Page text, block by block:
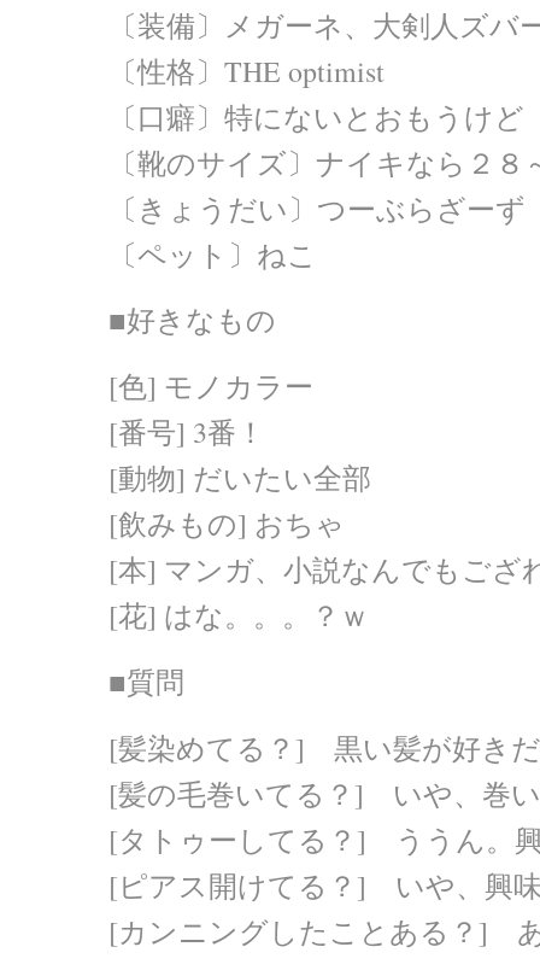
〔装備〕メガーネ、大剣人ズバ
〔性格〕THE optimist
〔口癖〕特にないとおもうけど
〔靴のサイズ〕ナイキなら２８
〔きょうだい〕つーぶらざーず
〔ペット〕ねこ
■好きなもの
[色] モノカラー
[番号] 3番！
[動物] だいたい全部
[飲みもの] おちゃ
[本] マンガ、小説なんでもござ
[花] はな。。。？ｗ
■質問
[髪染めてる？] 黒い髪が好き
[髪の毛巻いてる？] いや、巻
[タトゥーしてる？] ううん。
[ピアス開けてる？] いや、興
[カンニングしたことある？]